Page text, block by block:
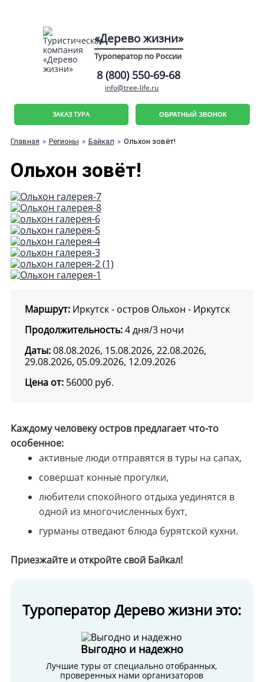
«Дерево жизни»
Туроператор по России
ЗАКАЗ ТУРА ОБРАТНЫЙ ЗВОНОК
8 (800) 550-69-68
info@tree-life.ru
Главная Регионы Байкал Ольхон зовёт!
Ольхон зовёт!
Маршрут: Иркутск - остров Ольхон - Иркутск
Продолжительность: 4 дня/3 ночи
Даты: 08.08.2026, 15.08.2026, 22.08.2026,
29.08.2026, 05.09.2026, 12.09.2026
Цена от: 56000 руб.
Каждому человеку остров предлагает что-то
особенное:
активные люди отправятся в туры на сапах,
совершат конные прогулки,
любители спокойного отдыха уединятся в
одной из многочисленных бухт,
гурманы отведают блюда бурятской кухни.
Приезжайте и откройте свой Байкал!
Туроператор Дерево жизни это:
Выгодно и надежно
Лучшие туры от специально отобранных,
проверенных нами организаторов